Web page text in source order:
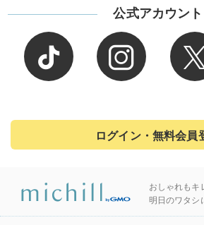
公式アカウント
ログイン・無料会員
おしゃれもキ
明日のワタシ